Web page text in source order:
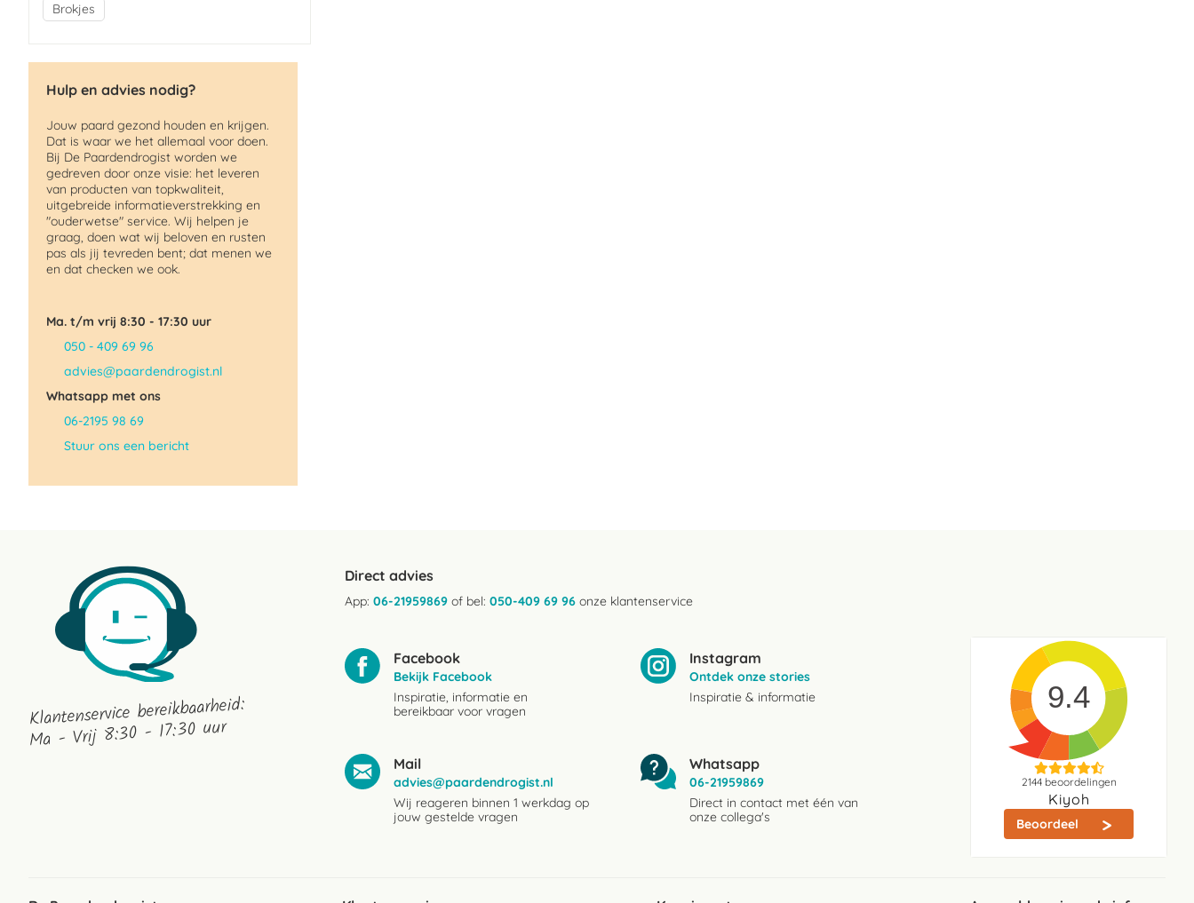
Brokjes
Hulp en advies nodig?
Jouw paard gezond houden en krijgen.
Dat is waar we het allemaal voor doen.
Bij De Paardendrogist worden we
gedreven door onze visie: het leveren
van producten van topkwaliteit,
uitgebreide informatieverstrekking en
"ouderwetse" service. Wij helpen je
graag, doen wat wij beloven en rusten
pas als jij tevreden bent; dat menen we
en dat checken we ook.
Ma. t/m vrij 8:30 - 17:30 uur
050 - 409 69 96
advies@paardendrogist.nl
Whatsapp met ons
06-2195 98 69
Stuur ons een bericht
Klantenservice bereikbaarheid:
Ma - Vrij 8:30 - 17:30 uur
Direct advies
App: 06-21959869 of bel: 050-409 69 96 onze klantenservice
Facebook
Bekijk Facebook
Inspiratie, informatie en
bereikbaar voor vragen
Instagram
Ontdek onze stories
Inspiratie & informatie
Mail
advies@paardendrogist.nl
Wij reageren binnen 1 werkdag op
jouw gestelde vragen
Whatsapp
06-21959869
Direct in contact met één van
onze collega's
9.4
2144beoordelingen
Kiyoh
Beoordeel